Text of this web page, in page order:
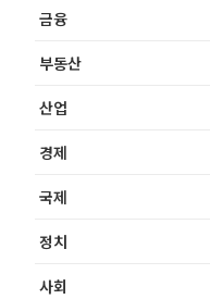
금융
부동산
산업
경제
국제
정치
사회